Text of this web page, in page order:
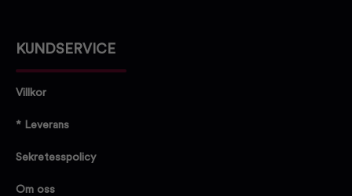
KUNDSERVICE
Villkor
* Leverans
Sekretesspolicy
Om oss